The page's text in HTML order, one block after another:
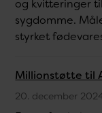
og kvitteringer
sygdomme.
styrket
Millionstøtte til
20. december